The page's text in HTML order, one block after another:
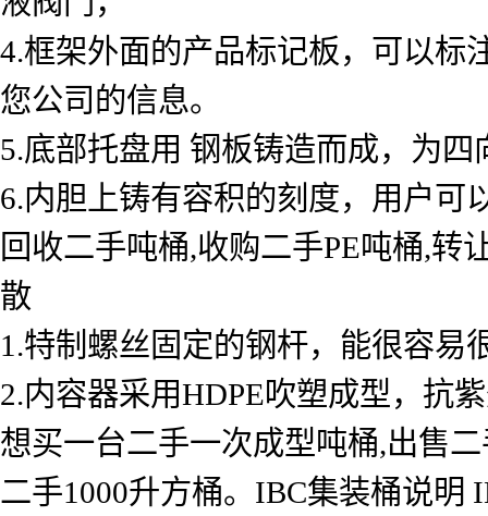
4.框架外面的产品标记板，可以标
您公司的信息。
5.底部托盘用 钢板铸造而成，为
6.内胆上铸有容积的刻度，用户可
回收二手吨桶,收购二手PE吨桶,
散
1.特制螺丝固定的钢杆，能很容易
2.内容器采用HDPE吹塑成型，抗
想买一台二手一次成型吨桶,出售
二手1000升方桶。IBC集装桶说明